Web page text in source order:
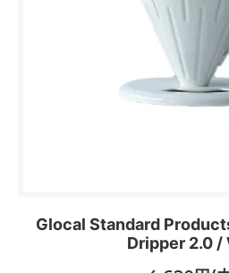
Glocal Standard
Dripper 2.0 /